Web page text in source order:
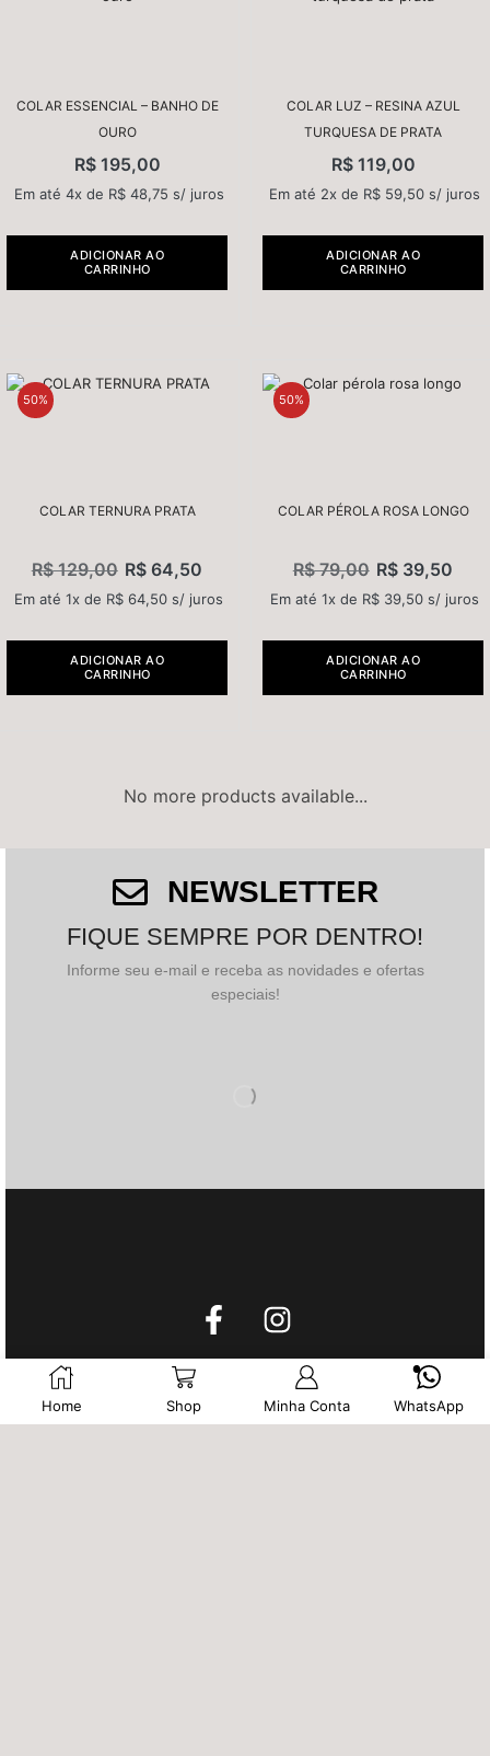
COLAR ESSENCIAL – BANHO DE
OURO
R$195,00
Em até 4x de R$48,75 s/ juros
ADICIONAR AO
CARRINHO
COLAR LUZ – RESINA AZUL
TURQUESA DE PRATA
R$119,00
Em até 2x de R$ 59,50 s/ juros
ADICIONAR AO
CARRINHO
50%
COLAR TERNURA PRATA
R$129,00 R$ 64,50
Em até 1x de R$ 64,50 s/ juros
ADICIONAR AO
CARRINHO
50%
COLAR PÉROLA ROSA LONGO
R$79,00 R$ 39,50
Em até 1x de R$ 39,50 s/ juros
ADICIONAR AO
CARRINHO
No more products available...
NEWSLETTER
FIQUE SEMPRE POR DENTRO!
Informe seu e-mail e receba as novidades e ofertas
especiais!
CONTATOS
Home Shop Minha Conta WhatsApp